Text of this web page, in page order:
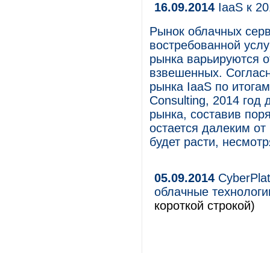
16.09.2014 IaaS к
Рынок облачных
востребованной
рынка варьируются
взвешенных.
рынка IaaS по
Consulting, 2014 год
рынка, составив
остается далеким
будет расти,
05.09.2014
облачные
короткой строкой)